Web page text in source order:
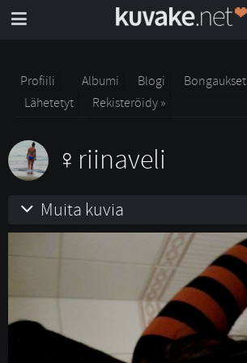
Profiili Albumi Blogi Bongaukset
Lähetetyt
Rekisteröidy »
riinaveli
Muita kuvia